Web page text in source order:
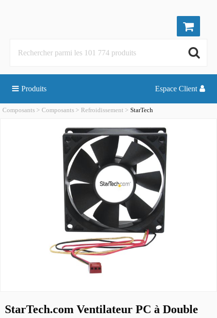
Produits Espace Client
Composants Composants Refroidissement StarTech
StarTech.com Ventilateur PC à Double